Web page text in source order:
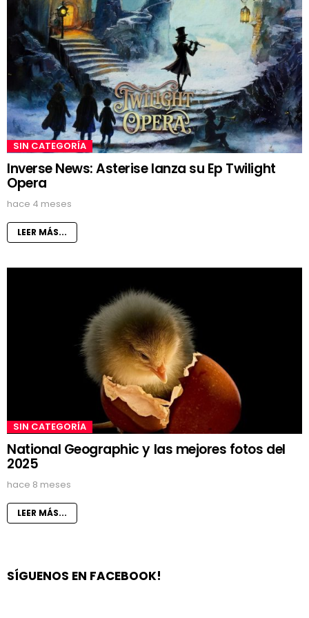
SIN CATEGORÍA
Inverse News: Asterise lanza su Ep Twilight
Opera
hace 4 meses
LEER MÁS...
SIN CATEGORÍA
National Geographic y las mejores fotos del
2025
hace 8 meses
LEER MÁS...
SÍGUENOS EN FACEBOOK!